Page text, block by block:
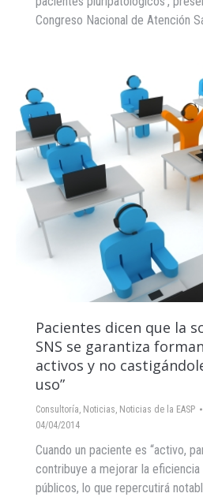
Congreso Nacional de Atención
Pacientes dicen que la
SNS se garantiza
activos y no
uso”
Consultoría, Noticias, Noticias de la EASP
04/04/2014
Cuando un paciente es “activo,
contribuye a mejorar la
públicos, lo que repercutirá